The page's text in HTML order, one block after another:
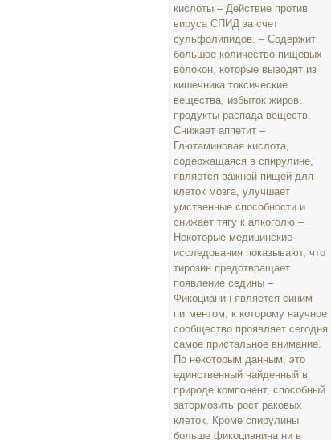
кислоты – Действие против
вируса СПИД за счет
сульфолипидов. – Содержит
большое количество пищевых
волокон, которые выводят из
кишечника токсические
вещества, избыток жиров,
продукты распада веществ.
Снижает аппетит –
Глютаминовая кислота,
содержащаяся в спирулине,
является важной пищей для
клеток мозга, улучшает
умственные способности и
снижает тягу к алкоголю –
Некоторые медицинские
исследования показывают, что
тирозин предотвращает
появление седины –
Фикоцианин является синим
пигментом, к которому научное
сообщество проявляет сегодня
самое пристальное внимание.
По некоторым данным, это
единственный найденный в
природе компонент, способный
затормозить рост раковых
клеток. Кроме спирулины
больше фикоцианина ни в